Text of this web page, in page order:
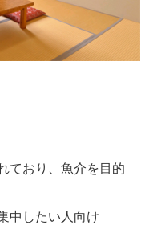
ており、魚介を目的
中したい人向け